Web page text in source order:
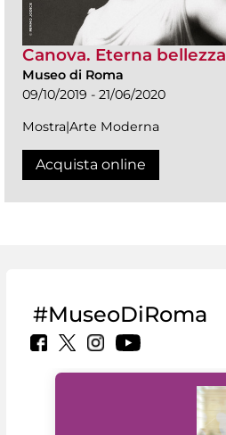
Canova. Eterna bellezza
Museo di Roma
09/10/2019 - 21/06/2020
Mostra|Arte Moderna
Acquista online
#MuseoDiRoma